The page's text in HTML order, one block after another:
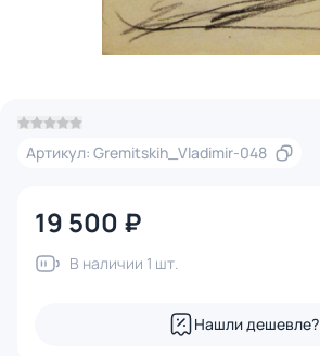
Артикул: Gremitskih_Vladimir-048
19 500 ₽
В наличии 1 шт.
Нашли дешевле?